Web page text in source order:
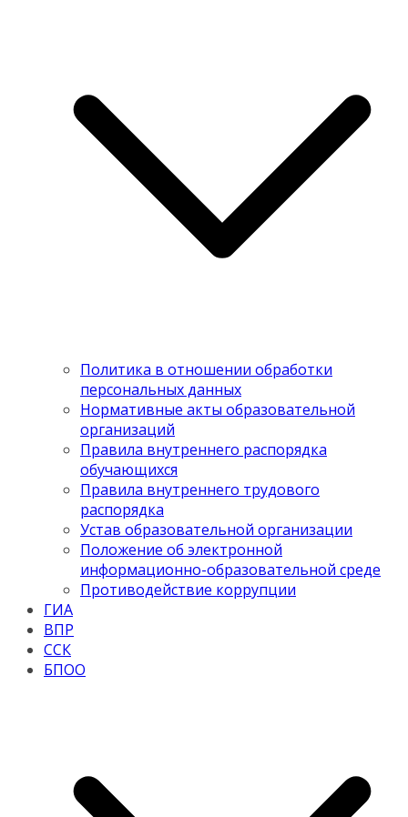
Политика в отношении обработки
персональных данных
Нормативные акты образовательной
организаций
Правила внутреннего распорядка
обучающихся
Правила внутреннего трудового
распорядка
Устав образовательной организации
Положение об электронной
информационно-образовательной среде
Противодействие коррупции
ГИА
ВПР
ССК
БПОО